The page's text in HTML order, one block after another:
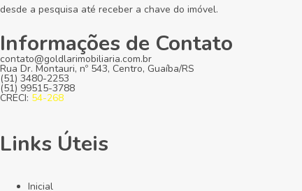
desde a pesquisa até receber a chave do imóvel.
Informações de Contato
contato@goldlarimobiliaria.com.br
Rua Dr. Montauri, nº 543, Centro, Guaíba/RS
(51) 3480-2253
(51) 99515-3788
CRECI: 54-268
Links Úteis
Inicial